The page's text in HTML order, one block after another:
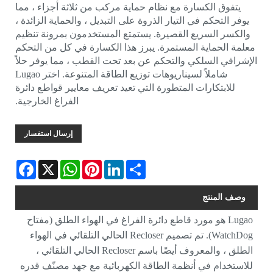
يتفوق الكسارة مع نظام حماية مركب من ثلاثة أجزاء ، مما
يوفر التحكم في التيار الذروة على التبديل ، والحماية الزائدة ،
والكسر السريع القصيرة. يستمتع المستخدمون بمرونة تنظيم
معلمة الحماية المستمرة. يبرز هذا الكسارة في كل من التحكم
الإشرافي السلكي والتحكم عن بعد تحت القطب ، مما يوفر حلاً
شاملاً لسيناريوهات توزيع الطاقة المتنوعة. اختر Lugao
للابتكارات المتطورة التي تعيد تعريف معايير قواطع دائرة
الفراغ الخارجية.
إرسال استفسار
Facebook X
WhatsAppPinterestLinkedIn Share
وصف المنتج
Lugao هو مورد قاطع دائرة الفراغ في الهواء الطلق (مفتاح
WatchDog). تم تصميم Recloser الحالي التلقائي في الهواء
الطلق ، والمعروف أيضًا باسم Recloser الحالي التلقائي ،
للاستخدام في أنظمة الطاقة الكهربائية مع جهد مصنّف قدره